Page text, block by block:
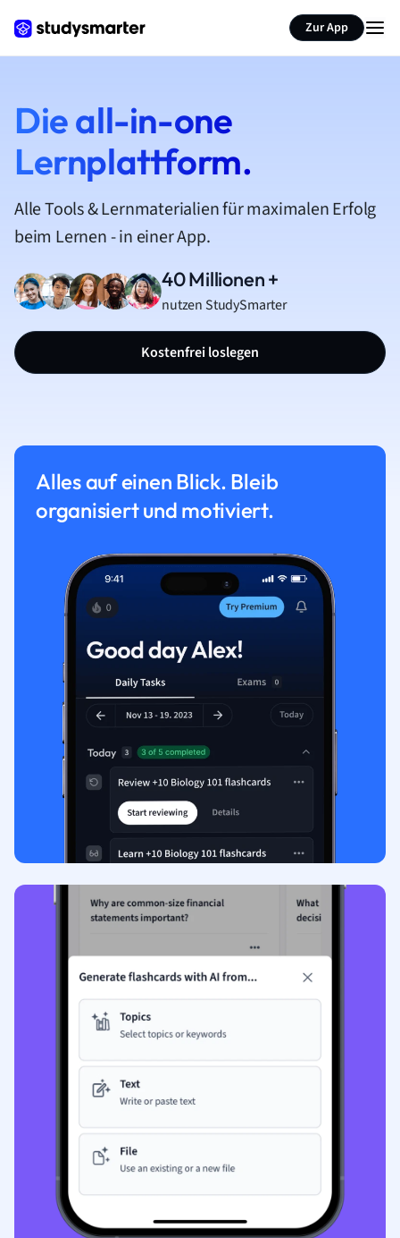
Zur App
Die all-in-one
Lernplattform.
Alle Tools & Lernmaterialien für maximalen Erfolg
beim Lernen - in einer App.
40 Millionen +
nutzen StudySmarter
Kostenfrei loslegen
Alles auf einen Blick. Bleib
organisiert und motiviert.